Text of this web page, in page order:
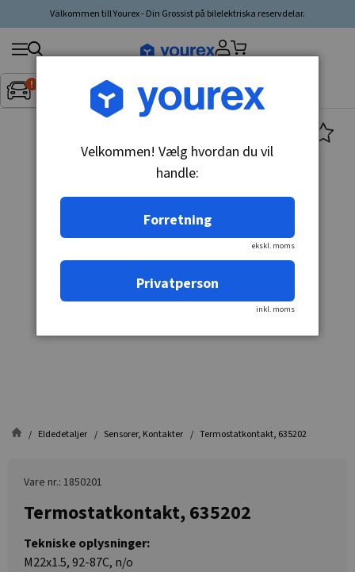
Välkommen till Yourex - Din Grossist på bilelektriska reservdelar.
Inget fordon valt▼
Søg
produkt,
producent,
Eldedetaljer Sensorer, Kontakter Termostatkontakt, 635202
Vare nr.: 1850201
Termostatkontakt, 635202
Tekniske oplysninger:
M22x1.5, 92-87C, n/o
Velkommen! Vælg hvordan du vil
handle:
Forretning
ekskl. moms
Privatperson
inkl. moms